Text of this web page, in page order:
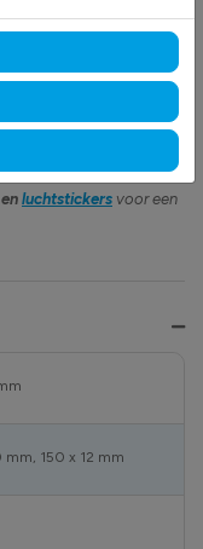
volgens NBN 69
hechten deze
en blijven
licht en vocht.
en luchtstickers voor een
150 x 12 mm